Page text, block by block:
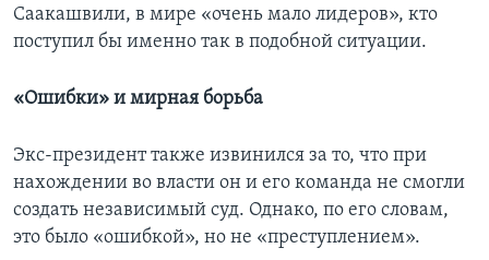
Саакашвили, в мире «очень мало лидеров», кто
поступил бы именно так в подобной ситуации.
«Ошибки» и мирная борьба
Экс-президент также извинился за то, что при
нахождении во власти он и его команда не смогли
создать независимый суд. Однако, по его словам,
это было «ошибкой», но не «преступлением».